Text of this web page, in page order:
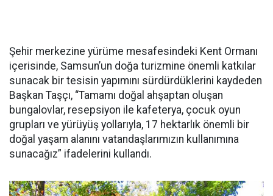
Şehir merkezine yürüme mesafesindeki Kent Ormanı
içerisinde, Samsun’un doğa turizmine önemli katkılar
sunacak bir tesisin yapımını sürdürdüklerini kaydeden
Başkan Taşçı, “Tamamı doğal ahşaptan oluşan
bungalovlar, resepsiyon ile kafeterya, çocuk oyun
grupları ve yürüyüş yollarıyla, 17 hektarlık önemli bir
doğal yaşam alanını vatandaşlarımızın kullanımına
sunacağız” ifadelerini kullandı.